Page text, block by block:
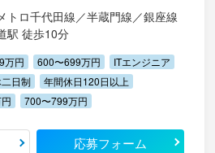
トロ千代田線／半蔵門線／銀座線
駅 徒歩10分
万円 600〜699万円
ITエンジニア
日制
年間休日120日以上
700〜799万円
応募フォーム